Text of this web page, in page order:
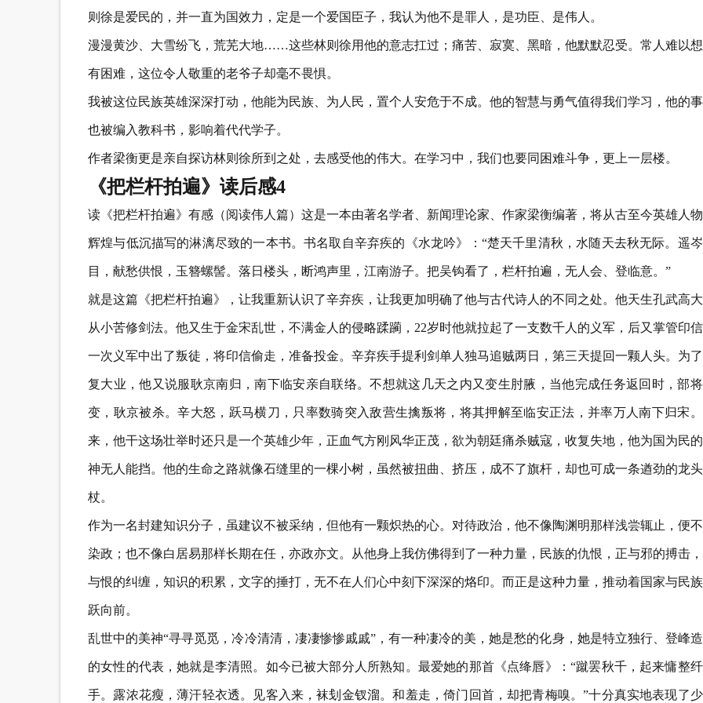
则徐是爱民的，并一直为国效力，定是一个爱国臣子，我认为他不是罪人，是功臣、是伟人。
漫漫黄沙、大雪纷飞，荒芜大地……这些林则徐用他的意志扛过；痛苦、寂寞、黑暗，他默默忍受。常人难以
有困难，这位令人敬重的老爷子却毫不畏惧。
我被这位民族英雄深深打动，他能为民族、为人民，置个人安危于不成。他的智慧与勇气值得我们学习，他的
也被编入教科书，影响着代代学子。
作者梁衡更是亲自探访林则徐所到之处，去感受他的伟大。在学习中，我们也要同困难斗争，更上一层楼。
《把栏杆拍遍》读后感4
读《把栏杆拍遍》有感（阅读伟人篇）这是一本由著名学者、新闻理论家、作家梁衡编著，将从古至今英雄人
辉煌与低沉描写的淋漓尽致的一本书。书名取自辛弃疾的《水龙吟》：“楚天千里清秋，水随天去秋无际。遥
目，献愁供恨，玉簪螺髻。落日楼头，断鸿声里，江南游子。把吴钩看了，栏杆拍遍，无人会、登临意。”
就是这篇《把栏杆拍遍》，让我重新认识了辛弃疾，让我更加明确了他与古代诗人的不同之处。他天生孔武高大
从小苦修剑法。他又生于金宋乱世，不满金人的侵略蹂躏，22岁时他就拉起了一支数千人的义军，后又掌管印信
一次义军中出了叛徒，将印信偷走，准备投金。辛弃疾手提利剑单人独马追贼两日，第三天提回一颗人头。为
复大业，他又说服耿京南归，南下临安亲自联络。不想就这几天之内又变生肘腋，当他完成任务返回时，部
变，耿京被杀。辛大怒，跃马横刀，只率数骑突入敌营生擒叛将，将其押解至临安正法，并率万人南下归宋
来，他干这场壮举时还只是一个英雄少年，正血气方刚风华正茂，欲为朝廷痛杀贼寇，收复失地，他为国为民
神无人能挡。他的生命之路就像石缝里的一棵小树，虽然被扭曲、挤压，成不了旗杆，却也可成一条遒劲的龙
杖。
作为一名封建知识分子，虽建议不被采纳，但他有一颗炽热的心。对待政治，他不像陶渊明那样浅尝辄止，便
染政；也不像白居易那样长期在任，亦政亦文。从他身上我仿佛得到了一种力量，民族的仇恨，正与邪的搏击
与恨的纠缠，知识的积累，文字的捶打，无不在人们心中刻下深深的烙印。而正是这种力量，推动着国家与民
跃向前。
乱世中的美神“寻寻觅觅，冷冷清清，凄凄惨惨戚戚”，有一种凄冷的美，她是愁的化身，她是特立独行、登峰
的女性的代表，她就是李清照。如今已被大部分人所熟知。最爱她的那首《点绛唇》：“蹴罢秋千，起来慵整
手。露浓花瘦，薄汗轻衣透。见客入来，袜刬金钗溜。和羞走，倚门回首，却把青梅嗅。”十分真实地表现了